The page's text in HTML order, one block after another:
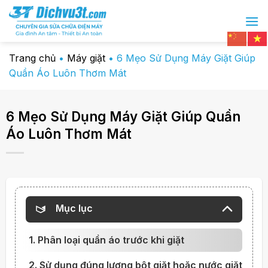
Chuyển
đến
dung
Trang chủ • Máy giặt • 6 Mẹo Sử Dụng Máy Giặt Giúp
Quần Áo Luôn Thơm Mát
6 Mẹo Sử Dụng Máy Giặt Giúp Quần
Áo Luôn Thơm Mát
Mục lục
1. Phân loại quần áo trước khi giặt
2. Sử dụng đúng lượng bột giặt hoặc nước giặt